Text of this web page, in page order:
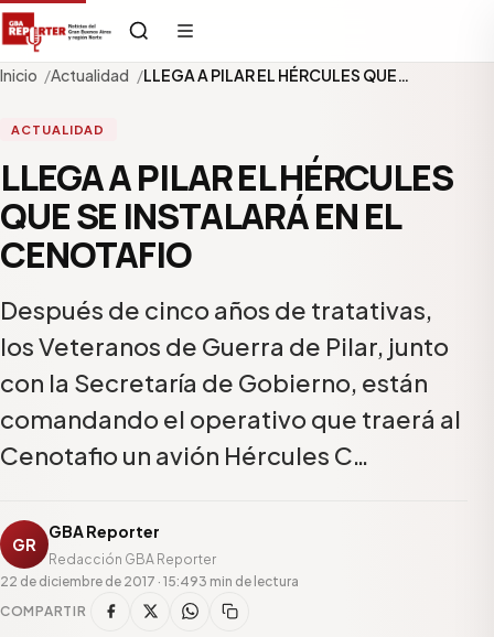
Inicio Actualidad LLEGA A PILAR EL HÉRCULES QUE…
ACTUALIDAD
LLEGA A PILAR EL HÉRCULES
QUE SE INSTALARÁ EN EL
CENOTAFIO
Después de cinco años de tratativas,
los Veteranos de Guerra de Pilar, junto
con la Secretaría de Gobierno, están
comandando el operativo que traerá al
Cenotafio un avión Hércules C…
GR
GBA Reporter
Redacción GBA Reporter
22 de diciembre de 2017 · 15:493 min de lectura
COMPARTIR